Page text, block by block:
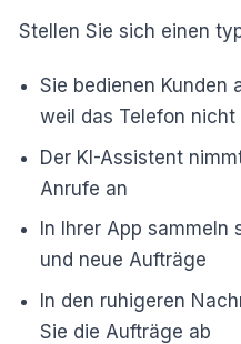
Stellen Sie sich einen
Sie bedienen Kunden
weil das Telefon
Der KI-Assistent
Anrufe an
In Ihrer App
und neue Aufträge
In den ruhigeren
Sie die Aufträge ab